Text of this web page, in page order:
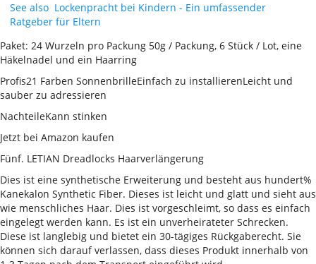
See also Lockenpracht bei Kindern - Ein umfassender
Ratgeber für Eltern
Paket: 24 Wurzeln pro Packung 50g / Packung, 6 Stück / Lot, eine
Häkelnadel und ein Haarring
Profis21 Farben SonnenbrilleEinfach zu installierenLeicht und
sauber zu adressieren
NachteileKann stinken
Jetzt bei Amazon kaufen
Fünf. LETIAN Dreadlocks Haarverlängerung
Dies ist eine synthetische Erweiterung und besteht aus hundert%
Kanekalon Synthetic Fiber. Dieses ist leicht und glatt und sieht aus
wie menschliches Haar. Dies ist vorgeschleimt, so dass es einfach
eingelegt werden kann. Es ist ein unverheirateter Schrecken.
Diese ist langlebig und bietet ein 30-tägiges Rückgaberecht. Sie
können sich darauf verlassen, dass dieses Produkt innerhalb von